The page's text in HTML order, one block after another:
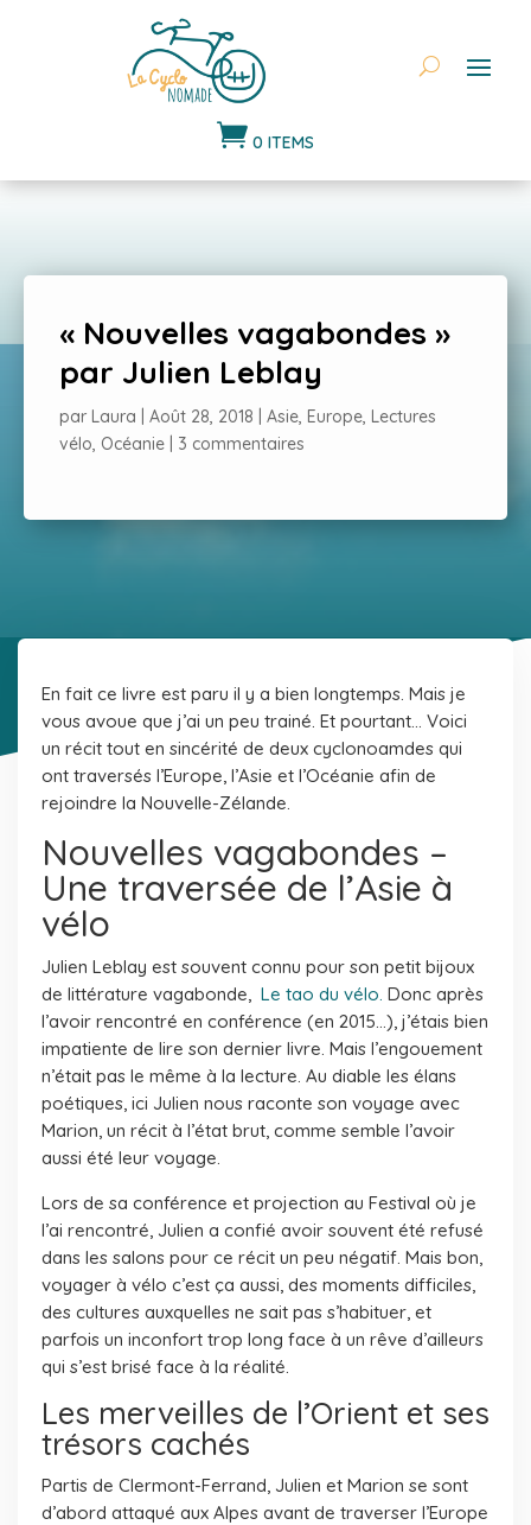
 0 ITEMS
« Nouvelles vagabondes »
par Julien Leblay
par Laura Août 28, 2018 Asie, Europe, Lectures
vélo, Océanie 3 commentaires
En fait ce livre est paru il y a bien longtemps. Mais je
vous avoue que j’ai un peu trainé. Et pourtant… Voici
un récit tout en sincérité de deux cyclonoamdes qui
ont traversés l’Europe, l’Asie et l’Océanie afin de
rejoindre la Nouvelle-Zélande.
Nouvelles vagabondes –
Une traversée de l’Asie à
vélo
Julien Leblay est souvent connu pour son petit bijoux
de littérature vagabonde, Le tao du vélo. Donc après
l’avoir rencontré en conférence (en 2015…), j’étais bien
impatiente de lire son dernier livre. Mais l’engouement
n’était pas le même à la lecture. Au diable les élans
poétiques, ici Julien nous raconte son voyage avec
Marion, un récit à l’état brut, comme semble l’avoir
aussi été leur voyage.
Lors de sa conférence et projection au Festival où je
l’ai rencontré, Julien a confié avoir souvent été refusé
dans les salons pour ce récit un peu négatif. Mais bon,
voyager à vélo c’est ça aussi, des moments difficiles,
des cultures auxquelles ne sait pas s’habituer, et
parfois un inconfort trop long face à un rêve d’ailleurs
qui s’est brisé face à la réalité.
Les merveilles de l’Orient et ses
trésors cachés
Partis de Clermont-Ferrand, Julien et Marion se sont
d’abord attaqué aux Alpes avant de traverser l’Europe